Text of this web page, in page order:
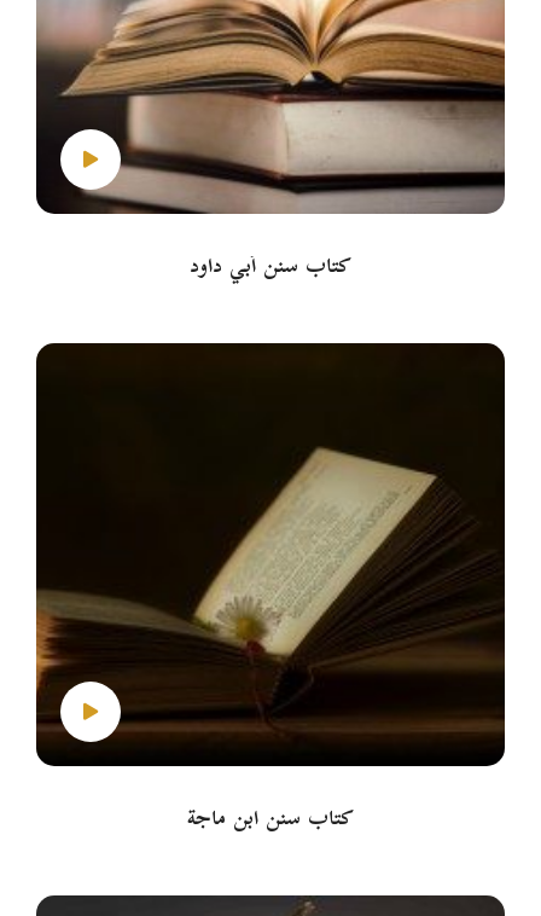
كتاب سنن أبي داود
كتاب سنن ابن ماجة